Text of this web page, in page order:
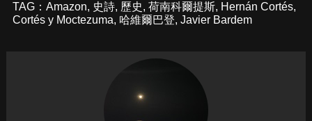
TAG： Amazon, 史詩, 歷史, 荷南科爾提斯, Hernán Cortés,
Cortés y Moctezuma, 哈維爾巴登, Javier Bardem